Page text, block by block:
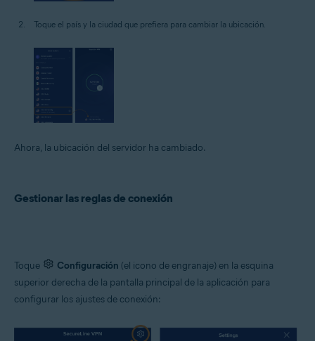
Toque el país y la ciudad que prefiera para cambiar la ubicación.
Ahora, la ubicación del servidor ha cambiado.
Gestionar las reglas de conexión
Toque Configuración (el icono de engranaje) en la esquina
superior derecha de la pantalla principal de la aplicación para
configurar los ajustes de conexión: